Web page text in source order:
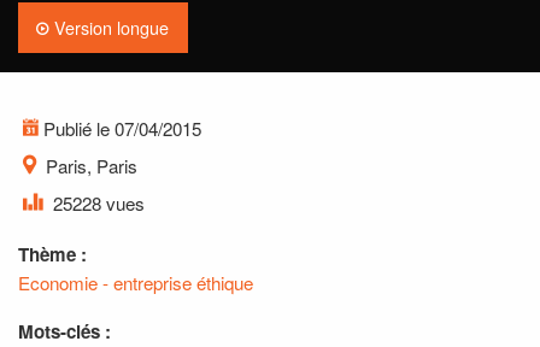
Version longue
Publié le 07/04/2015
Paris, Paris
25228 vues
Thème :
Economie - entreprise éthique
Mots-clés :